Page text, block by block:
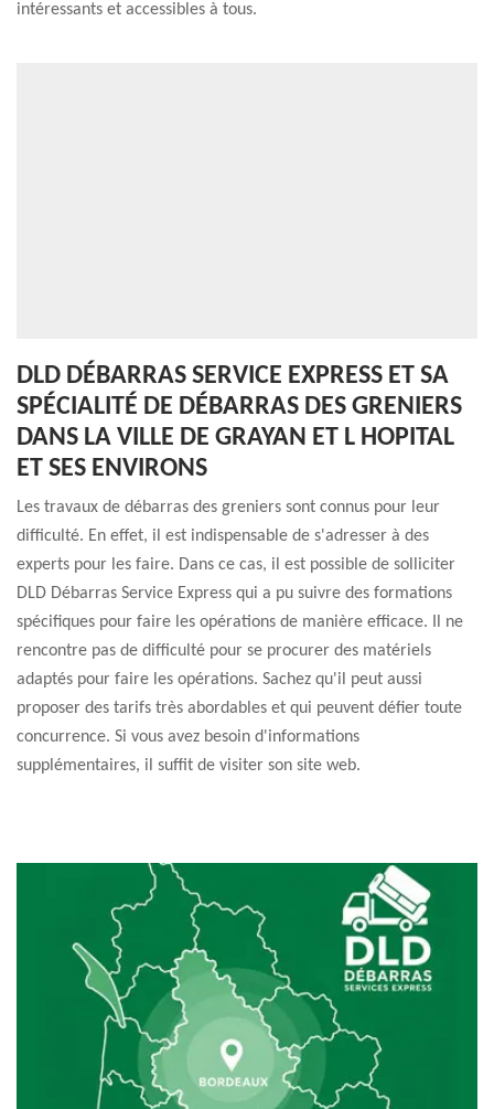
intéressants et accessibles à tous.
DLD DÉBARRAS SERVICE EXPRESS ET SA
SPÉCIALITÉ DE DÉBARRAS DES GRENIERS
DANS LA VILLE DE GRAYAN ET L HOPITAL
ET SES ENVIRONS
Les travaux de débarras des greniers sont connus pour leur
difficulté. En effet, il est indispensable de s'adresser à des
experts pour les faire. Dans ce cas, il est possible de solliciter
DLD Débarras Service Express qui a pu suivre des formations
spécifiques pour faire les opérations de manière efficace. Il ne
rencontre pas de difficulté pour se procurer des matériels
adaptés pour faire les opérations. Sachez qu'il peut aussi
proposer des tarifs très abordables et qui peuvent défier toute
concurrence. Si vous avez besoin d'informations
supplémentaires, il suffit de visiter son site web.